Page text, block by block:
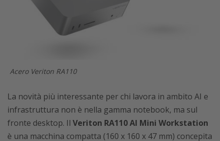
Acero Veriton RA110
La novità più interessante per chi lavora in ambito AI e
infrastruttura non è nella gamma notebook, ma sul
fronte desktop. Il Veriton RA110 AI Mini Workstation
è una macchina compatta (160 x 160 x 47 mm) concepita